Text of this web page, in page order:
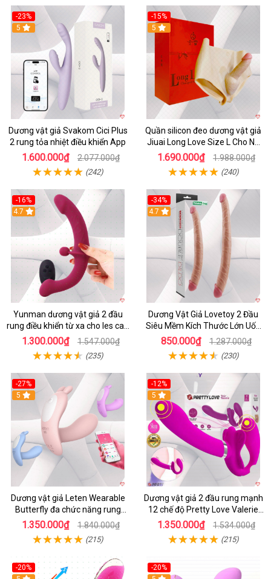
-23%
5
Dương vật giả Svakom Cici Plus
2 rung tỏa nhiệt điều khiển App
1.600.000₫ 2.077.000₫
(242)
-15%
5
Quần silicon đeo dương vật giả
Jiuai Long Love Size L Cho Nữ
Đồng Tính
1.690.000₫ 1.988.000₫
(240)
-16%
4.7
Yunman dương vật giả 2 đầu
rung điều khiển từ xa cho les cao
cấp
1.300.000₫ 1.547.000₫
(235)
-34%
4.7
Dương Vật Giả Lovetoy 2 Đầu
Siêu Mềm Kích Thước Lớn Uốn
Cong
850.000₫ 1.287.000₫
(230)
-27%
5
Dương vật giả Leten Wearable
Butterfly đa chức năng rung
mạnh điều khiển app bluetooth
1.350.000₫ 1.840.000₫
(215)
-12%
5
Dương vật giả 2 đầu rung mạnh
12 chế độ Pretty Love Valerie
mua ngay
1.350.000₫ 1.534.000₫
(215)
-20%
-20%